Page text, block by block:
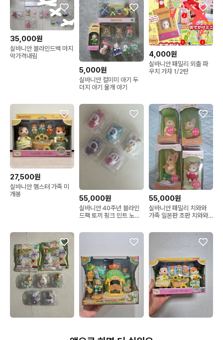
35,000원
실바니안 블라인드백 마지
막가격내림
5,000원
실바니안 컬미미 아기 두
더지 아기 물개 아기
4,000원
실바니안 패밀리 외출 파
우치 가챠 1/2탄
27,500원
실바니안 햄스터 가족 미
개봉
55,000원
실바니안 40주년 블라인
드팩 토끼 핑크 민트 노랑
55,000원
실바니안 패밀리 치와와
가족 일본판 초판 치와와
실바니안 선인장 하우스의
실바니안 햄스터 가족